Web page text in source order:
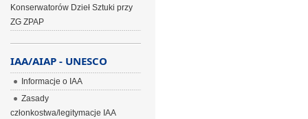
Konserwatorów Dzieł Sztuki przy
ZG ZPAP
IAA/AIAP - UNESCO
Informacje o IAA
Zasady
członkostwa/legitymacje IAA